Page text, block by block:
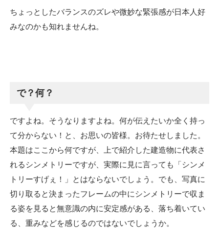
ちょっとしたバランスのズレや微妙な緊張感が日本人好
みなのかも知れませんね。
で？何？
ですよね。そうなりますよね。何が伝えたいか全く持っ
て分からない！と、お思いの皆様。お待たせしました。
本題はここから何ですが、上で紹介した建造物に代表さ
れるシンメトリーですが、実際に見に言っても「シンメ
トリーすげぇ！」とはならないでしょう。でも、写真に
切り取ると決まったフレームの中にシンメトリーで収ま
る姿を見ると無意識の内に安定感がある、落ち着いてい
る、重みなどを感じるのではないでしょうか。